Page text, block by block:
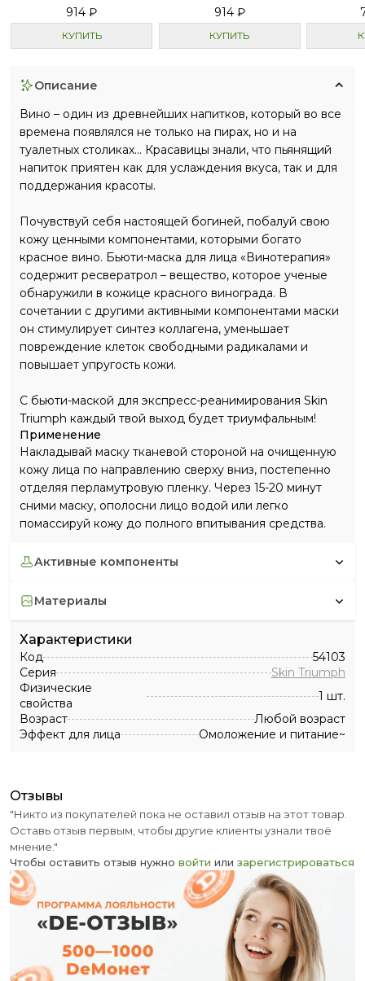
SNAKE FACTOR
914 ₽
КУПИТЬ
КОЖИ ЛИЦА
914 ₽
КУПИТЬ
описание
Вино – один из древнейших напитков, который во все
времена появлялся не только на пирах, но и на
туалетных столиках... Красавицы знали, что пьянящий
напиток приятен как для услаждения вкуса, так и для
поддержания красоты.
Почувствуй себя настоящей богиней, побалуй свою
кожу ценными компонентами, которыми богато
красное вино. Бьюти-маска для лица «Винотерапия»
содержит ресвератрол – вещество, которое ученые
обнаружили в кожице красного винограда. В
сочетании с другими активными компонентами маски
он стимулирует синтез коллагена, уменьшает
повреждение клеток свободными радикалами и
повышает упругость кожи.
С бьюти-маской для экспресс-реанимирования Skin
Triumph каждый твой выход будет триумфальным!
Применение
Накладывай маску тканевой стороной на очищенную
кожу лица по направлению сверху вниз, постепенно
отделяя перламутровую пленку. Через 15-20 минут
сними маску, ополосни лицо водой или легко
помассируй кожу до полного впитывания средства.
активные компоненты
материалы
Характеристики
Код
54103
Серия
Skin Triumph
Физические
свойства
1 шт.
Возраст
Любой возраст
Эффект для лица
Омоложение и питание~
отзывы
"Никто из покупателей пока не оставил отзыв на этот товар.
Оставь отзыв первым, чтобы другие клиенты узнали твоё
мнение."
Чтобы оставить отзыв нужно войти или зарегистрироваться